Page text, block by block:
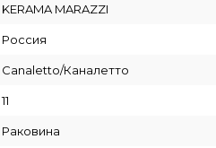
KERAMA MARAZZI
Россия
Canaletto/Каналетто
11
Раковина